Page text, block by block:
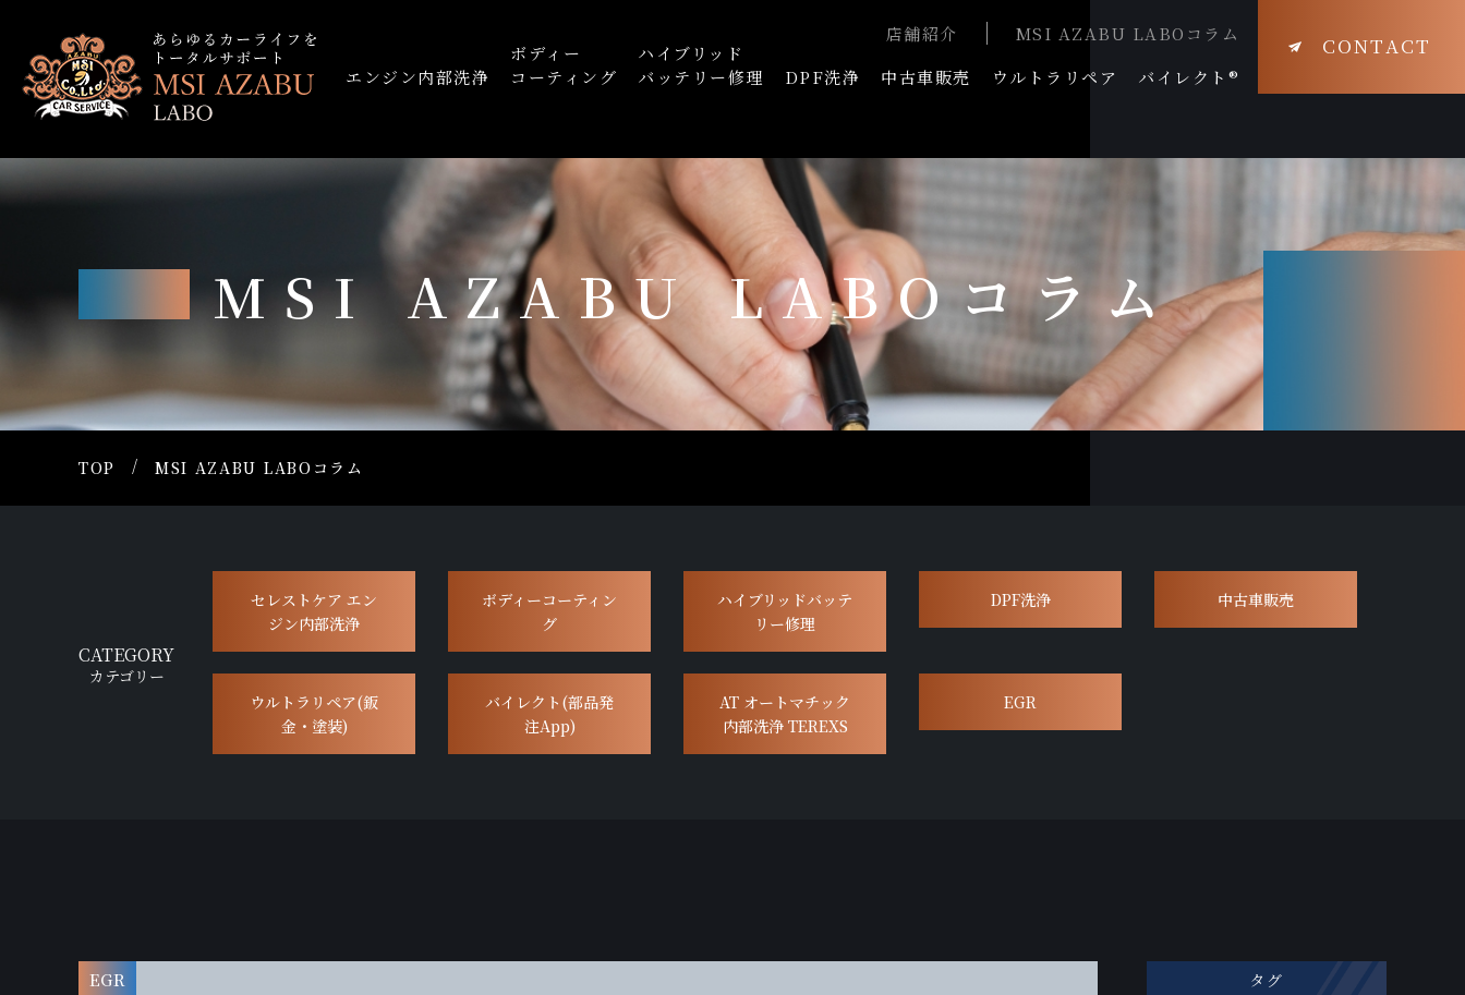
店舗紹介
MSI AZABU LABOコラム
エンジン内部洗浄
ボディー
コーティング
ハイブリッド
バッテリー修理
DPF洗浄 中古車販売 ウルトラリペア バイレクト®
CONTACT
MSI AZABU LABOコラム
TOP MSI AZABU LABOコラム
CATEGORY
カテゴリー
セレストケア エン
ジン内部洗浄
ボディーコーティン
グ
ハイブリッドバッテ
リー修理
DPF洗浄 中古車販売
ウルトラリペア(鈑
金・塗装)
バイレクト(部品発
注App)
AT オートマチック
内部洗浄 TEREXS
EGR
EGR タグ